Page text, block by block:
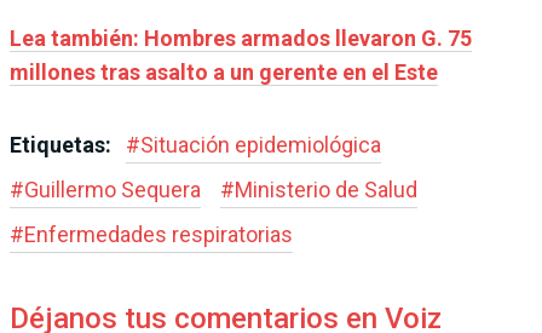
Lea también: Hombres armados llevaron G. 75
millones tras asalto a un gerente en el Este
Etiquetas: #Situación epidemiológica
#Guillermo Sequera #Ministerio de Salud
#Enfermedades respiratorias
Déjanos tus comentarios en Voiz